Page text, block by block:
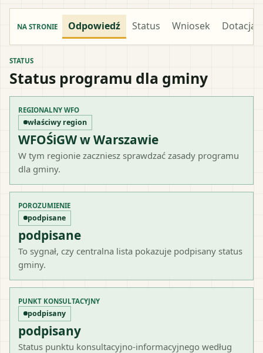
NA STRONIE Odpowiedź Status Wniosek Dotacja
STATUS
Status programu dla gminy
REGIONALNY WFO
właściwy region
WFOŚiGW w Warszawie
W tym regionie zaczniesz sprawdzać zasady programu
dla gminy.
POROZUMIENIE
podpisane
podpisane
To sygnał, czy centralna lista pokazuje podpisany status
gminy.
PUNKT KONSULTACYJNY
podpisany
podpisany
Status punktu konsultacyjno-informacyjnego według